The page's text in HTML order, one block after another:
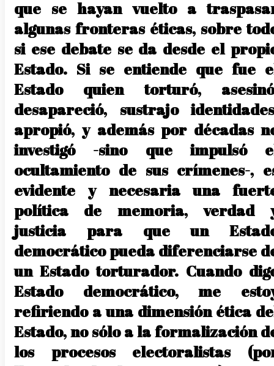
que se hayan vuelto a
algunas fronteras éticas, sobre
si ese debate se da desde el
Estado. Si se entiende que fue
Estado quien torturó,
desapareció, sustrajo
apropió, y además por décadas
investigó -sino que impulsó
ocultamiento de sus crímenes-,
evidente y necesaria una
política de memoria, verdad
justicia para que un
democrático pueda diferenciarse
un Estado torturador. Cuando
Estado democrático, me
refiriendo a una dimensión ética
Estado, no sólo a la formalización
los procesos electoralistas